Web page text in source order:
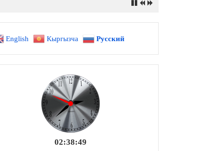
English Кыргызча Русский
02:38:51